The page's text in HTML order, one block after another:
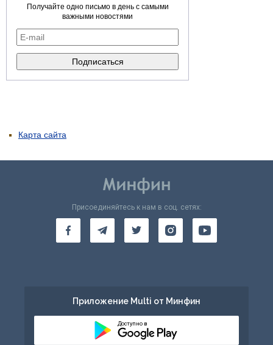
Получайте одно письмо в день с самыми
важными новостями
Карта сайта
Присоединяйтесь к нам в соц. сетях:
Приложение Multi от Минфин
Доступно в